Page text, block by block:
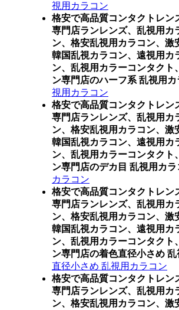
視用カラコン
格安で高品質コンタクトレン
専門店ランレンズ、乱視用カ
ン、格安乱視用カラコン、激
韓国乱視カラコン、遠視用カ
ン、乱視用カラーコンタクト
ン専門店のハーフ系 乱視用
視用カラコン
格安で高品質コンタクトレン
専門店ランレンズ、乱視用カ
ン、格安乱視用カラコン、激
韓国乱視カラコン、遠視用カ
ン、乱視用カラーコンタクト
ン専門店のデカ目 乱視用カラ
カラコン
格安で高品質コンタクトレン
専門店ランレンズ、乱視用カ
ン、格安乱視用カラコン、激
韓国乱視カラコン、遠視用カ
ン、乱視用カラーコンタクト
ン専門店の着色直径小さめ
直径小さめ 乱視用カラコン
格安で高品質コンタクトレン
専門店ランレンズ、乱視用カ
ン、格安乱視用カラコン、激